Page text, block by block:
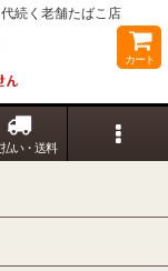
続く老舗たばこ店
カート
い・送料